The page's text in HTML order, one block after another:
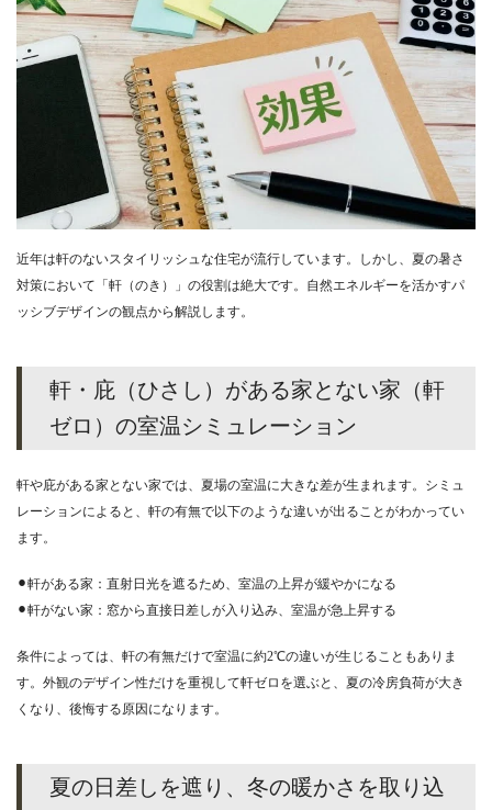
近年は軒のないスタイリッシュな住宅が流行しています。しかし、夏の暑さ
対策において「軒（のき）」の役割は絶大です。自然エネルギーを活かすパ
ッシブデザインの観点から解説します。
軒・庇（ひさし）がある家とない家（軒
ゼロ）の室温シミュレーション
軒や庇がある家とない家では、夏場の室温に大きな差が生まれます。シミュ
レーションによると、軒の有無で以下のような違いが出ることがわかってい
ます。
⚫︎軒がある家：直射日光を遮るため、室温の上昇が緩やかになる
⚫︎軒がない家：窓から直接日差しが入り込み、室温が急上昇する
条件によっては、軒の有無だけで室温に約2℃の違いが生じることもありま
す。外観のデザイン性だけを重視して軒ゼロを選ぶと、夏の冷房負荷が大き
くなり、後悔する原因になります。
夏の日差しを遮り、冬の暖かさを取り込